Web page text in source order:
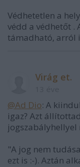
Védhetetlen a
védd a védhetőt .
támadható, arról
Virág et.
@Ad Dio: A
igaz? Azt
"A jog nem
ezt is :-). Aztán